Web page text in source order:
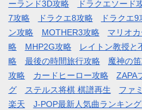
ーランド3D攻略
ドラクエソード
7攻略
ドラクエ8攻略 ドラクエ9
ン攻略
MOTHER3攻略 マリオ
略
MHP2G攻略 レイトン教授と
略
最後の時間旅行攻略 魔神の
攻略
カードヒーロー攻略 ZAPA
グ
ステルス将棋 棋譜再生 ファ
楽天
J-POP最新人気曲ランキン